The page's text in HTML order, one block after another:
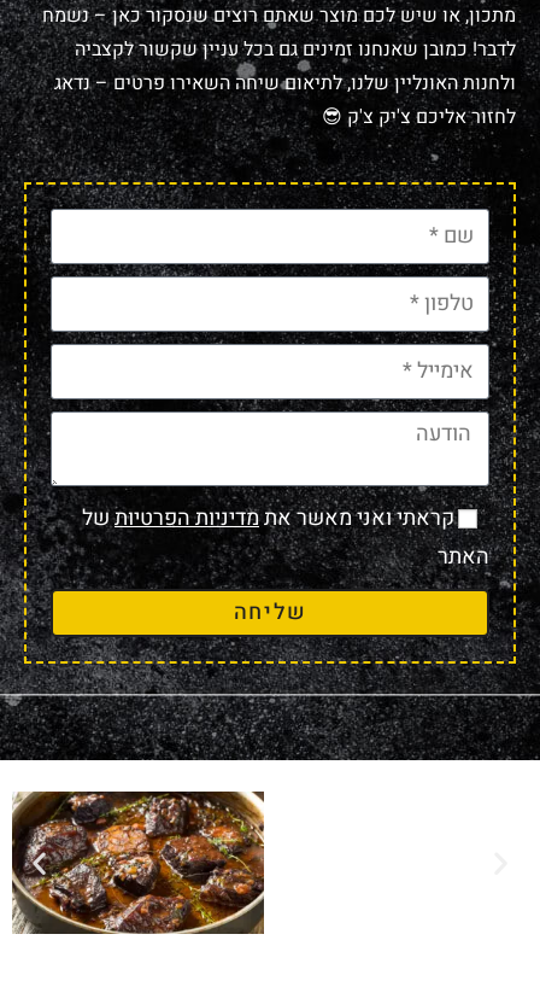
מתכון, או שיש לכם מוצר שאתם רוצים שנסקור כאן – נשמח
לדבר! כמובן שאנחנו זמינים גם בכל עניין שקשור לקצביה
ולחנות האונליין שלנו, לתיאום שיחה השאירו פרטים – נדאג
לחזור אליכם צ'יק צ'ק 😎
קראתי ואני מאשר אתמדיניות הפרטיותשל
האתר
שליחה